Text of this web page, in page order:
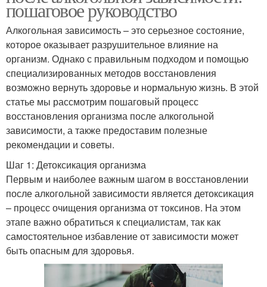
пошаговое руководство
Алкогольная зависимость – это серьезное состояние,
которое оказывает разрушительное влияние на
организм. Однако с правильным подходом и помощью
специализированных методов восстановления
возможно вернуть здоровье и нормальную жизнь. В этой
статье мы рассмотрим пошаговый процесс
восстановления организма после алкогольной
зависимости, а также предоставим полезные
рекомендации и советы.
Шаг 1: Детоксикация организма
Первым и наиболее важным шагом в восстановлении
после алкогольной зависимости является детоксикация
– процесс очищения организма от токсинов. На этом
этапе важно обратиться к специалистам, так как
самостоятельное избавление от зависимости может
быть опасным для здоровья.